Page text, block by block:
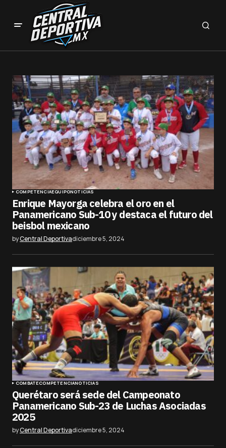
COMPETENCIAEQUIPONOTICIAS
Enrique Mayorga celebra el oro en el
Panamericano Sub-10 y destaca el futuro del
beisbol mexicano
byCentral Deportivadiciembre 5, 2024
COMBATECOMPETENCIANOTICIAS
Querétaro será sede del Campeonato
Panamericano Sub-23 de Luchas Asociadas
2025
byCentral Deportivadiciembre 5, 2024